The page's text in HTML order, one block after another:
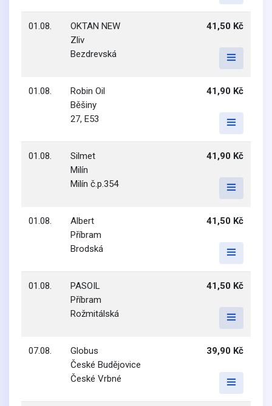
01.08.
OKTAN NEW
Zliv
Bezdrevská
41,50 Kč
01.08.
Robin Oil
Běšiny
27, E53
41,90 Kč
01.08.
Silmet
Milín
Milín č.p.354
41,90 Kč
01.08.
Albert
Příbram
Brodská
41,50 Kč
01.08.
PASOIL
Příbram
Rožmitálská
41,50 Kč
07.08.
Globus
České Budějovice
České Vrbné
39,90 Kč